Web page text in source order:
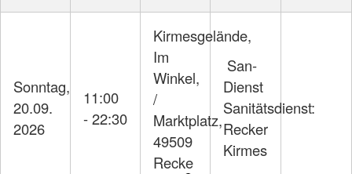
Sonntag,
20.09.
2026
11:00
- 22:30
Kirmesgelände,
Im
Winkel,
/
Marktplatz,
49509
Recke
San-
Dienst
Sanitätsdienst:
Recker
Kirmes